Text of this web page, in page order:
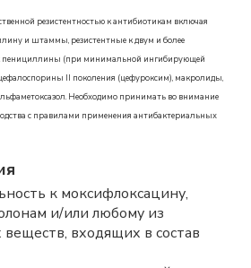
резистентностью к антибиотикам включая
и штаммы, резистентные к двум и более
пенициллины (при минимальной ингибирующей
II поколения (цефуроксим), макролиды,
Необходимо принимать во внимание
с правилами применения антибактериальных
к моксифлоксацину,
и/или любому из
веществ, входящих в состав